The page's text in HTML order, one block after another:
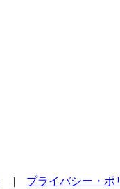
| プライバシー・ポ